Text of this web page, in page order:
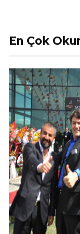
En Çok